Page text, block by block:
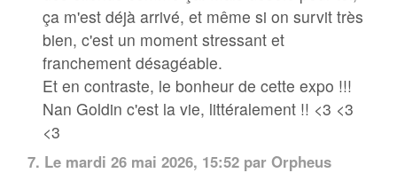
ça m'est déjà arrivé, et même si on survit très
bien, c'est un moment stressant et
franchement désagéable.
Et en contraste, le bonheur de cette expo !!!
Nan Goldin c'est la vie, littéralement !! <3 <3
<3
7. Le mardi 26 mai 2026, 15:52 par Orpheus